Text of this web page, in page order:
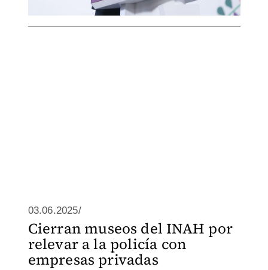
03.06.2025/
Cierran museos del INAH por
relevar a la policía con
empresas privadas